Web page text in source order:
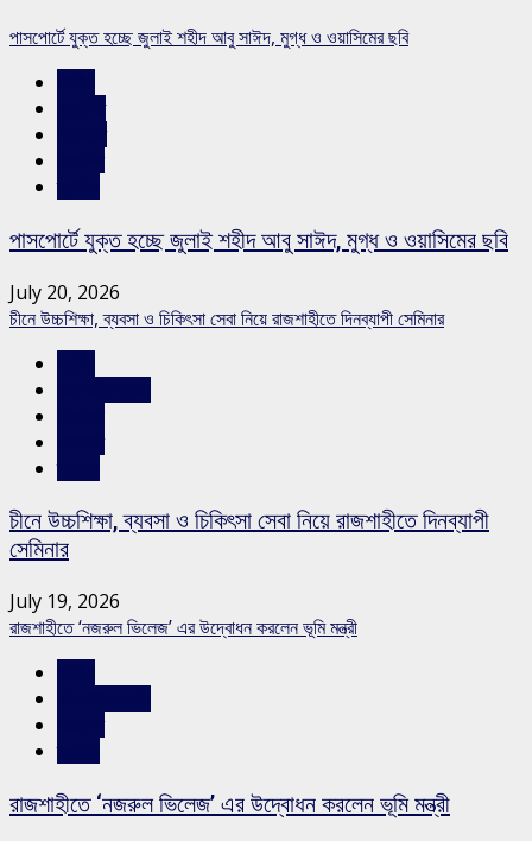
পাসপোর্টে যুক্ত হচ্ছে জুলাই শহীদ আবু সাঈদ, মুগ্ধ ও ওয়াসিমের ছবি
পাসপোর্টে যুক্ত হচ্ছে জুলাই শহীদ আবু সাঈদ, মুগ্ধ ও ওয়াসিমের ছবি
July 20, 2026
চীনে উচ্চশিক্ষা, ব্যবসা ও চিকিৎসা সেবা নিয়ে রাজশাহীতে দিনব্যাপী সেমিনার
চীনে উচ্চশিক্ষা, ব্যবসা ও চিকিৎসা সেবা নিয়ে রাজশাহীতে দিনব্যাপী
সেমিনার
July 19, 2026
রাজশাহীতে ‘নজরুল ভিলেজ’ এর উদ্বোধন করলেন ভূমি মন্ত্রী
রাজশাহীতে ‘নজরুল ভিলেজ’ এর উদ্বোধন করলেন ভূমি মন্ত্রী